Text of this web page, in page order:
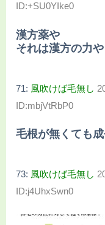
ID:+SU0YIke0
漢方薬や
それは漢方の力や
71: 風吹けば毛無し
ID:mbjVtRbP0
毛根が無くても
73: 風吹けば毛無し
ID:j4UhxSwn0